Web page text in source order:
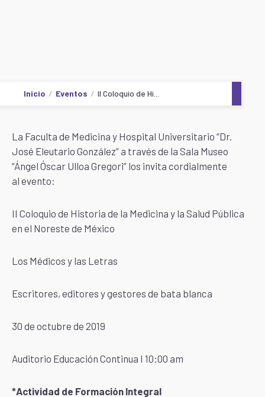
Inicio Eventos II Coloquio de Hi...
La Faculta de Medicina y Hospital Universitario “Dr.
José Eleutario González” a través de la Sala Museo
“Ángel Óscar Ulloa Gregori” los invita cordialmente
al evento:
II Coloquio de Historia de la Medicina y la Salud Pública
en el Noreste de México
Los Médicos y las Letras
Escritores, editores y gestores de bata blanca
30 de octubre de 2019
Auditorio Educación Continua I 10:00 am
*Actividad de Formación Integral